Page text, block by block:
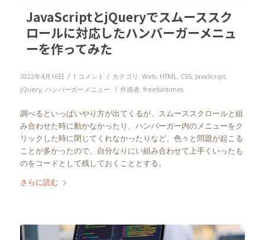
JavaScriptとjQueryでスムーススク
ロールに対応したハンバーガーメニュ
ーを作ってみた
2022年4月16日 / 1 コメント / カテゴリ: Web, HTML , CSS, JavaScript,
jQuery, ハンバーガーメニュー / 作成者: freefuntimes
調べるといっぱいやり方が出てくるが、スムーススクロールと組
み合わせた時に動かなかったり、ハンバーガー内のメニューをク
リックした時に閉じてくれなかったりなど、色々と問題が起こる
ことが多かったので、自分なりにい組み合わせて上手くいったも
のをコードとして残しておくこととする。
さらに読む